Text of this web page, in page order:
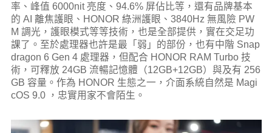
率、峰值 6000nit 亮度、94.6% 屏佔比等，還有品牌基本
的 AI 離焦護眼、HONOR 綠洲護眼、3840Hz 無風險 PW
M 調光，護眼模式等等技術，也是全部提供，實在交足功
課了。至於處理器也許是最「弱」的部份，也有中階 Snap
dragon 6 Gen 4 處理器，但配合 HONOR RAM Turbo 技
術，可釋放 24GB 流暢記憶體（12GB+12GB）與及有 256
GB 容量。作為 HONOR 生態之一，介面系統自然是 Magi
cOS 9.0 ，忠實用家不會陌生。